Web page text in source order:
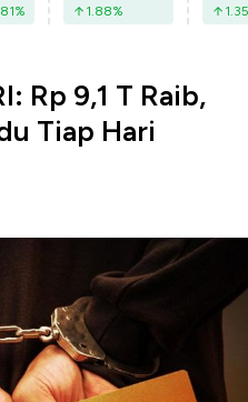
% 1.88% 1.35
Rp 9,1 T Raib,
Tiap Hari